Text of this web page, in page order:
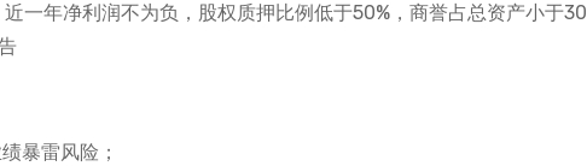
一年净利润不为负，股权质押比例低于50%，商誉占总资产小于
暴雷风险；